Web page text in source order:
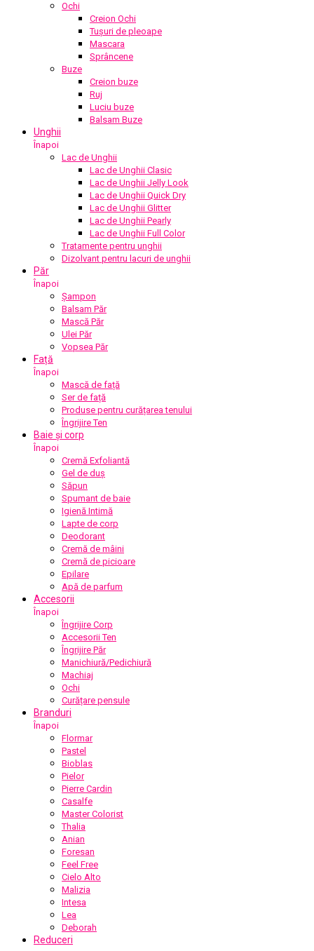
Ochi
Creion Ochi
Tușuri de pleoape
Mascara
Sprâncene
Buze
Creion buze
Ruj
Luciu buze
Balsam Buze
Unghii
Înapoi
Lac de Unghii
Lac de Unghii Clasic
Lac de Unghii Jelly Look
Lac de Unghii Quick Dry
Lac de Unghii Glitter
Lac de Unghii Pearly
Lac de Unghii Full Color
Tratamente pentru unghii
Dizolvant pentru lacuri de unghii
Păr
Înapoi
Șampon
Balsam Păr
Mască Păr
Ulei Păr
Vopsea Păr
Față
Înapoi
Mască de față
Ser de față
Produse pentru curățarea tenului
Îngrijire Ten
Baie și corp
Înapoi
Cremă Exfoliantă
Gel de duș
Săpun
Spumant de baie
Igienă Intimă
Lapte de corp
Deodorant
Cremă de mâini
Cremă de picioare
Epilare
Apă de parfum
Accesorii
Înapoi
Îngrijire Corp
Accesorii Ten
Îngrijire Păr
Manichiură/Pedichiură
Machiaj
Ochi
Curățare pensule
Branduri
Înapoi
Flormar
Pastel
Bioblas
Pielor
Pierre Cardin
Casalfe
Master Colorist
Thalia
Anian
Foresan
Feel Free
Cielo Alto
Malizia
Intesa
Lea
Deborah
Reduceri